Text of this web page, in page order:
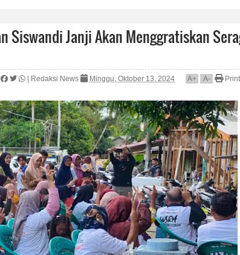
Siswandi Janji Akan Menggratiskan
Redaksi News Minggu, Oktober 13, 2024 A+ A- Print